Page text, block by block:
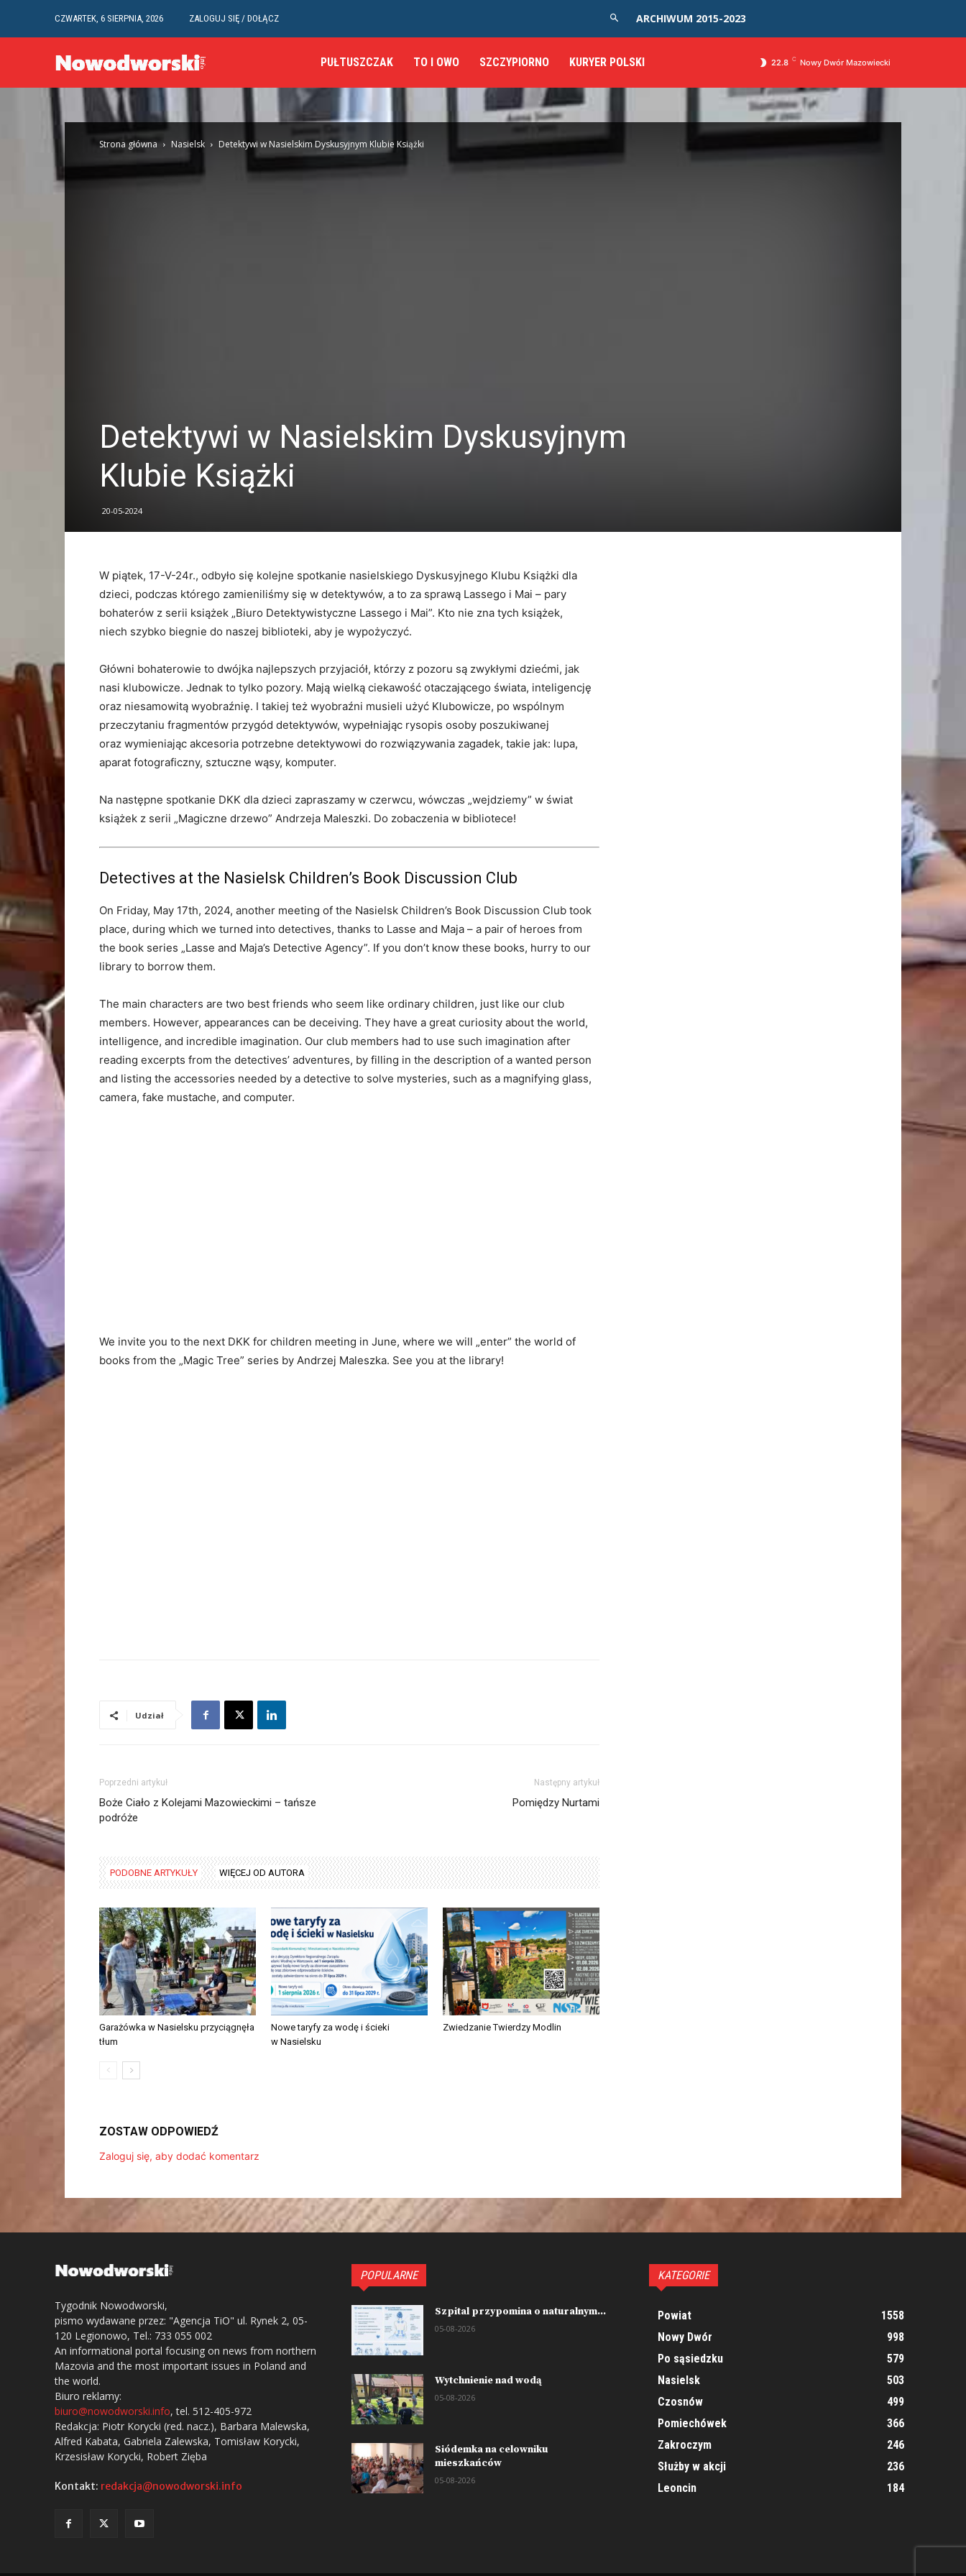
CZWARTEK, 6 SIERPNIA, 2026 ZALOGUJ SIĘ / DOŁĄCZ ARCHIWUM 2015-2023
PUŁTUSZCZAK TO I OWO SZCZYPIORNO KURYER POLSKI 22.8 C Nowy Dwór Mazowiecki
Strona główna Nasielsk Detektywi w Nasielskim Dyskusyjnym Klubie Książki
Detektywi w Nasielskim Dyskusyjnym
Klubie Książki
20-05-2024
W piątek, 17-V-24r., odbyło się kolejne spotkanie nasielskiego Dyskusyjnego Klubu Książki dla
dzieci, podczas którego zamieniliśmy się w detektywów, a to za sprawą Lassego i Mai – pary
bohaterów z serii książek „Biuro Detektywistyczne Lassego i Mai”. Kto nie zna tych książek,
niech szybko biegnie do naszej biblioteki, aby je wypożyczyć.
Główni bohaterowie to dwójka najlepszych przyjaciół, którzy z pozoru są zwykłymi dziećmi, jak
nasi klubowicze. Jednak to tylko pozory. Mają wielką ciekawość otaczającego świata, inteligencję
oraz niesamowitą wyobraźnię. I takiej też wyobraźni musieli użyć Klubowicze, po wspólnym
przeczytaniu fragmentów przygód detektywów, wypełniając rysopis osoby poszukiwanej
oraz wymieniając akcesoria potrzebne detektywowi do rozwiązywania zagadek, takie jak: lupa,
aparat fotograficzny, sztuczne wąsy, komputer.
Na następne spotkanie DKK dla dzieci zapraszamy w czerwcu, wówczas „wejdziemy” w świat
książek z serii „Magiczne drzewo” Andrzeja Maleszki. Do zobaczenia w bibliotece!
Detectives at the Nasielsk Children’s Book Discussion Club
On Friday, May 17th, 2024, another meeting of the Nasielsk Children’s Book Discussion Club took
place, during which we turned into detectives, thanks to Lasse and Maja – a pair of heroes from
the book series „Lasse and Maja’s Detective Agency”. If you don’t know these books, hurry to our
library to borrow them.
The main characters are two best friends who seem like ordinary children, just like our club
members. However, appearances can be deceiving. They have a great curiosity about the world,
intelligence, and incredible imagination. Our club members had to use such imagination after
reading excerpts from the detectives’ adventures, by filling in the description of a wanted person
and listing the accessories needed by a detective to solve mysteries, such as a magnifying glass,
camera, fake mustache, and computer.
We invite you to the next DKK for children meeting in June, where we will „enter” the world of
books from the „Magic Tree” series by Andrzej Maleszka. See you at the library!
Udział
Poprzedni artykuł
Boże Ciało z Kolejami Mazowieckimi – tańsze
podróże
Następny artykuł
Pomiędzy Nurtami
PODOBNE ARTYKUŁY WIĘCEJ OD AUTORA
Garażówka w Nasielsku przyciągnęła
tłum
Nowe taryfy za wodę i ścieki
w Nasielsku
Zwiedzanie Twierdzy Modlin
ZOSTAW ODPOWIEDŹ
Zaloguj się, aby dodać komentarz
Tygodnik Nowodworski,
pismo wydawane przez: "Agencja TiO" ul. Rynek 2, 05-
120 Legionowo, Tel.: 733 055 002
An informational portal focusing on news from northern
Mazovia and the most important issues in Poland and
the world.
Biuro reklamy:
biuro@nowodworski.info, tel. 512-405-972
Redakcja: Piotr Korycki (red. nacz.), Barbara Malewska,
Alfred Kabata, Gabriela Zalewska, Tomisław Korycki,
Krzesisław Korycki, Robert Zięba
Kontakt: redakcja@nowodworski.info
POPULARNE
Szpital przypomina o naturalnym...
05-08-2026
Wytchnienie nad wodą
05-08-2026
Siódemka na celowniku
mieszkańców
05-08-2026
KATEGORIE
Powiat
1558
Nowy Dwór
998
Po sąsiedzku
579
Nasielsk
503
Czosnów
499
Pomiechówek
366
Zakroczym
246
Służby w akcji
236
Leoncin
184